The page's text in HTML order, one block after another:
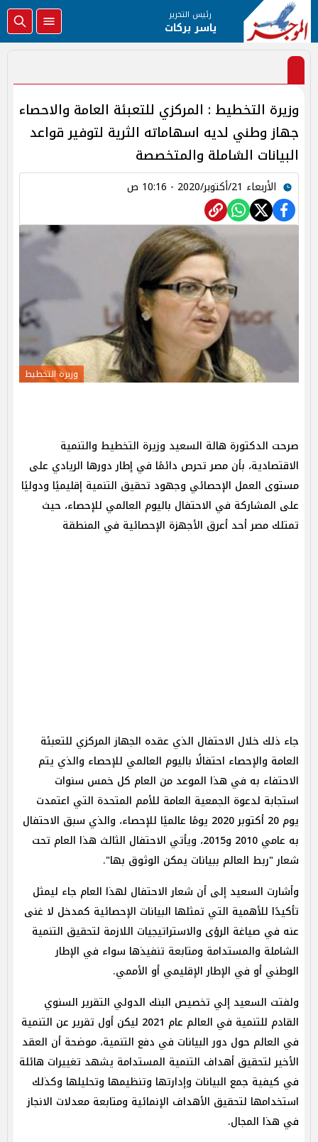
رئيس التحرير
ياسر بركات
وزيرة التخطيط : المركزي للتعبئة العامة والاحصاء
جهاز وطني لديه اسهاماته الثرية لتوفير قواعد
البيانات الشاملة والمتخصصة
الأربعاء 21/أكتوبر/2020 - 10:16 ص
وزيرة التخطيط
صرحت الدكتورة هالة السعيد وزيرة التخطيط والتنمية
الاقتصادية، بأن مصر تحرص دائمًا في إطار دورها الريادي على
مستوى العمل الإحصائي وجهود تحقيق التنمية إقليميًا ودوليًا
على المشاركة في الاحتفال باليوم العالمي للإحصاء، حيث
تمتلك مصر أحد أعرق الأجهزة الإحصائية في المنطقة
جاء ذلك خلال الاحتفال الذي عقده الجهاز المركزي للتعبئة
العامة والإحصاء احتفالًا باليوم العالمي للإحصاء والذي يتم
الاحتفاء به في هذا الموعد من العام كل خمس سنوات
استجابة لدعوة الجمعية العامة للأمم المتحدة التي اعتمدت
يوم 20 أكتوبر 2020 يومًا عالميًا للإحصاء، والذي سبق الاحتفال
به عامي 2010 و2015، ويأتي الاحتفال الثالث هذا العام تحت
شعار "ربط العالم ببيانات يمكن الوثوق بها".
وأشارت السعيد إلى أن شعار الاحتفال لهذا العام جاء ليمثل
تأكيدًا للأهمية التي تمثلها البيانات الإحصائية كمدخل لا غنى
عنه في صياغة الرؤى والاستراتيجيات اللازمة لتحقيق التنمية
الشاملة والمستدامة ومتابعة تنفيذها سواء في الإطار
الوطني أو في الإطار الإقليمي أو الأممي.
ولفتت السعيد إلي تخصيص البنك الدولي التقرير السنوي
القادم للتنمية في العالم عام 2021 ليكن أول تقرير عن التنمية
في العالم حول دور البيانات في دفع التنمية، موضحة أن العقد
الأخير لتحقيق أهداف التنمية المستدامة يشهد تغييرات هائلة
في كيفية جمع البيانات وإدارتها وتنظيمها وتحليلها وكذلك
استخدامها لتحقيق الأهداف الإنمائية ومتابعة معدلات الانجاز
في هذا المجال.